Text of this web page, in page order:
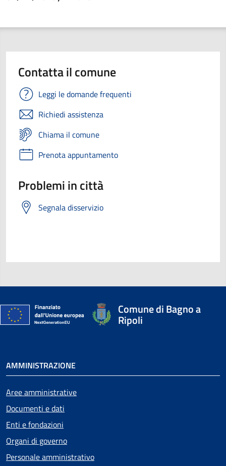
Contatta il comune
Leggi le domande frequenti
Richiedi assistenza
Chiama il comune
Prenota appuntamento
Problemi in città
Segnala disservizio
Comune di Bagno a
Ripoli
AMMINISTRAZIONE
Aree amministrative
Documenti e dati
Enti e fondazioni
Organi di governo
Personale amministrativo